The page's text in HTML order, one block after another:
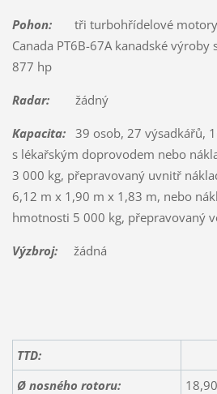
Pohon:tři turbohřídelové motory
Canada PT6B-67A kanadské výroby
877 hp
Radar:žádný
Kapacita:39 osob, 27 výsadkářů,
s lékařským doprovodem nebo
3 000 kg, přepravovaný uvnitř
6,12 m x 1,90 m x 1,83 m, nebo
hmotnosti 5 000 kg, přepravovaný
Výzbroj:žádná
TTD:
Ø nosného rotoru: